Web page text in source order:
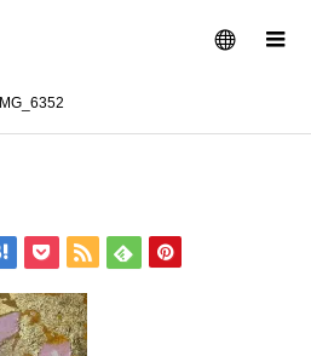
メニュー
IMG_6352